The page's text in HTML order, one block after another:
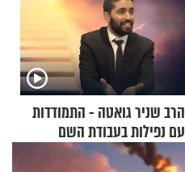
הרב שניר גואטה - התמודדות
עם נפילות בעבודת השם